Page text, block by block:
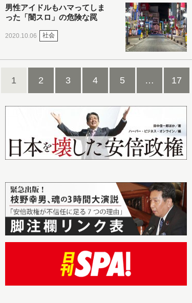
男性アイドルもハマってしま
った「闇スロ」の危険な罠
2020.10.06 社会
1 2 3 4 5 … 17